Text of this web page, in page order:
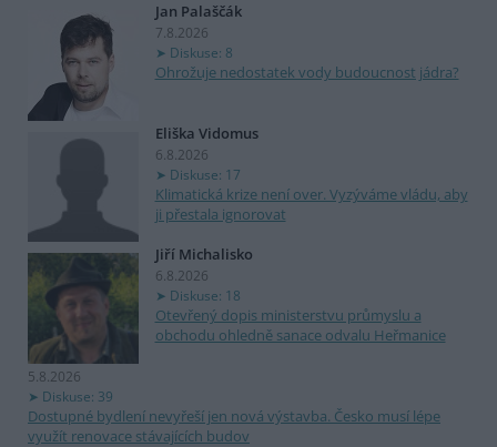
Jan Palaščák
7.8.2026
Diskuse: 8
Ohrožuje nedostatek vody budoucnost jádra?
Eliška Vidomus
6.8.2026
Diskuse: 17
Klimatická krize není over. Vyzýváme vládu, aby
ji přestala ignorovat
Jiří Michalisko
6.8.2026
Diskuse: 18
Otevřený dopis ministerstvu průmyslu a
obchodu ohledně sanace odvalu Heřmanice
5.8.2026
Diskuse: 39
Dostupné bydlení nevyřeší jen nová výstavba. Česko musí lépe
využít renovace stávajících budov